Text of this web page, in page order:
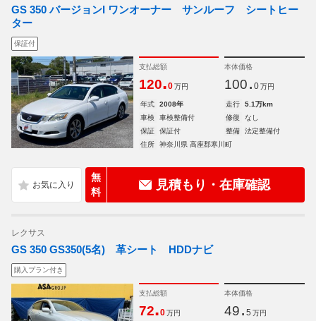
GS 350 バージョンI ワンオーナー サンルーフ シートヒー
ター
保証付
支払総額
120.0 万円
本体価格
100. 0 万円
年式 2008年 走行
5.1万km
車検
車検整備付 修復
なし
保証
保証付 整備
法定整備付
住所
神奈川県 高座郡寒川町
無
料
見積もり・在庫確認
レクサス
GS 350 GS350(5名) 革シート HDDナビ
購入プラン付き
支払総額
72.0 万円
本体価格
49. 5 万円